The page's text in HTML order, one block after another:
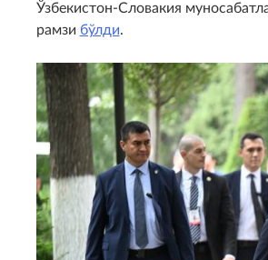
Ўзбекистон-Словакия
рамзи бўлди.